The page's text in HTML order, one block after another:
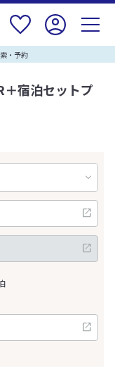
・予約
宿泊セットプ